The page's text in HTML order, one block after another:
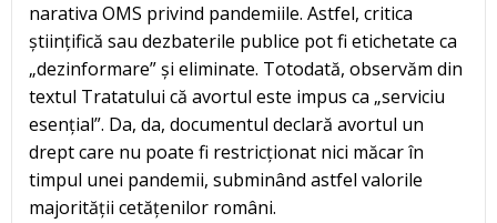
narativa OMS privind pandemiile. Astfel, critica
științifică sau dezbaterile publice pot fi etichetate ca
„dezinformare” și eliminate. Totodată, observăm din
textul Tratatului că avortul este impus ca „serviciu
esențial”. Da, da, documentul declară avortul un
drept care nu poate fi restricționat nici măcar în
timpul unei pandemii, subminând astfel valorile
majorității cetățenilor români.